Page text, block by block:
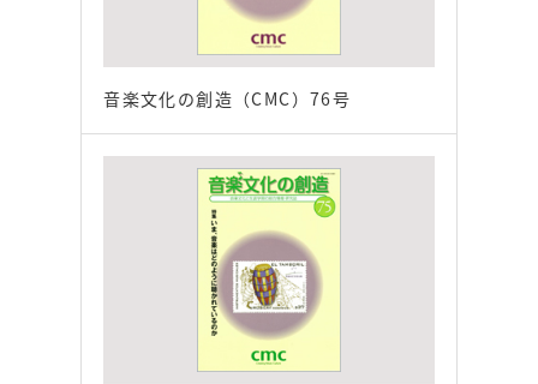
音楽文化の創造（CMC）76号